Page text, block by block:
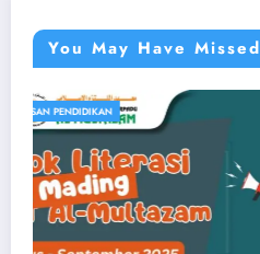
You May Have Missed
KEGIATAN SEKOLAH